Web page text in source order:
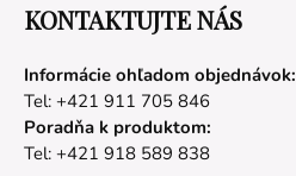
KONTAKTUJTE NÁS
Informácie ohľadom objednávok:
Tel: +421 911 705 846
Poradňa k produktom:
Tel: +421 918 589 838